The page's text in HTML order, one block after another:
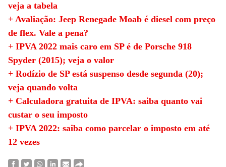
veja a tabela
+ Avaliação: Jeep Renegade Moab é diesel com preço
de flex. Vale a pena?
+ IPVA 2022 mais caro em SP é de Porsche 918
Spyder (2015); veja o valor
+ Rodízio de SP está suspenso desde segunda (20);
veja quando volta
+ Calculadora gratuita de IPVA: saiba quanto vai
custar o seu imposto
+ IPVA 2022: saiba como parcelar o imposto em até
12 vezes